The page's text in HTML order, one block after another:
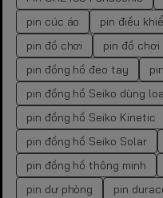
pin cúc áo
pin điều
pin đồ chơi
pin đồ chơi
pin đồng hồ đeo tay
pin đồng hồ Seiko dùng
pin đồng hồ Seiko Kinetic
pin đồng hồ Seiko Solar
pin đồng hồ thông minh
pin dự phòng
pin